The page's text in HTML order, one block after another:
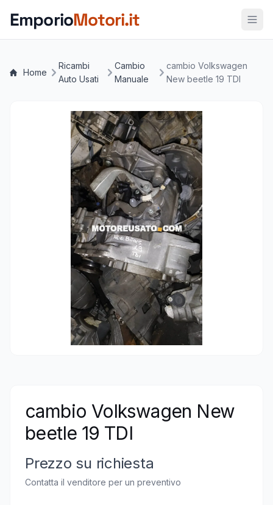
EmporioMotori.it
Home
Ricambi
Auto Usati
Cambio
Manuale
cambio Volkswagen
New beetle 19 TDI
cambio Volkswagen New
beetle 19 TDI
Prezzo su richiesta
Contatta il venditore per un preventivo